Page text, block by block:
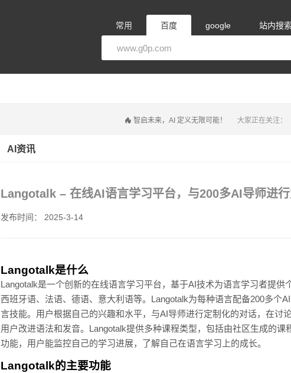
常用 百度 google 站内搜索
大家正在关注：
智启未来，AI 定义无限可能！
AI资讯
Langotalk – 在线AI语言学习平台，与200多AI导师进
发布时间： 2025-3-14
Langotalk是什么
Langotalk是一个创新的在线语言学习平台，基于AI技术为语言学习者提供
西班牙语、法语、德语、意大利语等。Langotalk为每种语言配备200多个
言技能。用户根据自己的兴趣和水平，与AI导师进行定制化的对话，在讨
用户改进语法和发音。Langotalk提供多种课程类型，包括由社区生成的
功能，用户能监控自己的学习进展，了解自己在语言学习上的成长。
Langotalk的主要功能